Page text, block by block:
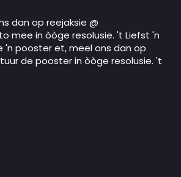
dan op reejaksie @
mee in òòge resolusie. 't Liefst 'n
pooster et, meel ons dan op
de pooster in òòge resolusie. 't